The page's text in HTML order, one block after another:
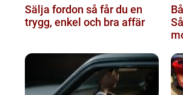
Sälja fordon så får du en
trygg, enkel och bra affär